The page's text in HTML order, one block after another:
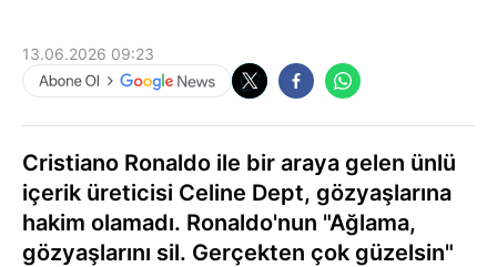
13.06.2026 09:23
Cristiano Ronaldo ile bir araya gelen ünlü
içerik üreticisi Celine Dept, gözyaşlarına
hakim olamadı. Ronaldo'nun "Ağlama,
gözyaşlarını sil. Gerçekten çok güzelsin"